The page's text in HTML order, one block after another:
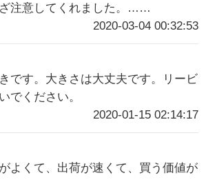
注意してくれました。……
2020-03-04 00:32:53
です。大きさは大丈夫です。リービ
でください。
2020-01-15 02:14:17
よくて、出荷が速くて、買う価値が